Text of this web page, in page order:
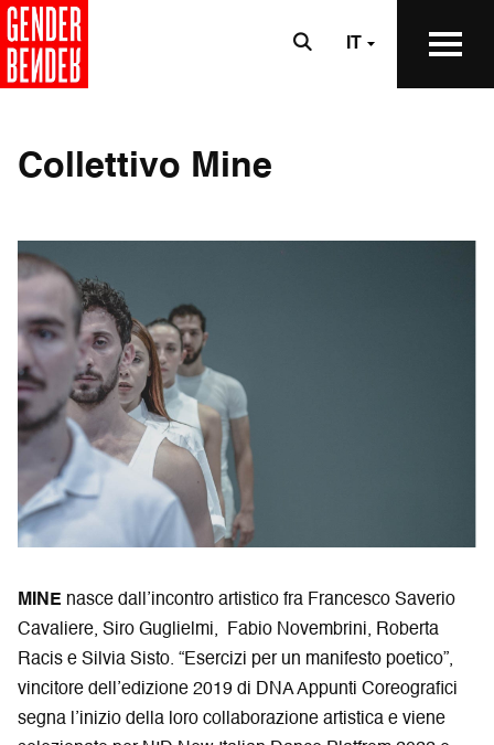
IT
Collettivo Mine
MINE nasce dall’incontro artistico fra Francesco Saverio
Cavaliere, Siro Guglielmi, Fabio Novembrini, Roberta
Racis e Silvia Sisto. “Esercizi per un manifesto poetico”,
vincitore dell’edizione 2019 di DNA Appunti Coreografici
segna l’inizio della loro collaborazione artistica e viene